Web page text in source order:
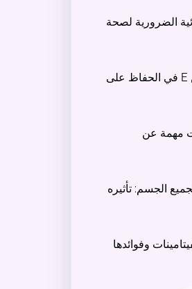
الضرورية لصحة
أهمية الفيتامين E في الحفاظ على
مهمة عن
الجسم: تأثيره
وفوائدها